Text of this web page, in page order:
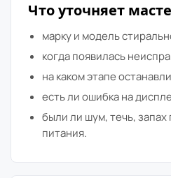
Что уточняет
марку и модель
когда появилась
на каком этапе
есть ли ошибка на
были ли шум, течь,
питания.